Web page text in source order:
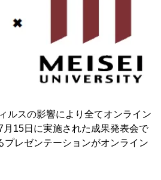
ルスの影響により全てオンライン
15日に実施された成果発表会で
プレゼンテーションがオンライン